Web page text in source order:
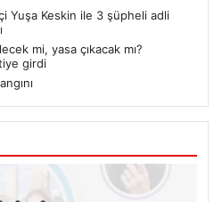
Yuşa Keskin ile 3 şüpheli adli
mi, yasa çıkacak mı?
girdi